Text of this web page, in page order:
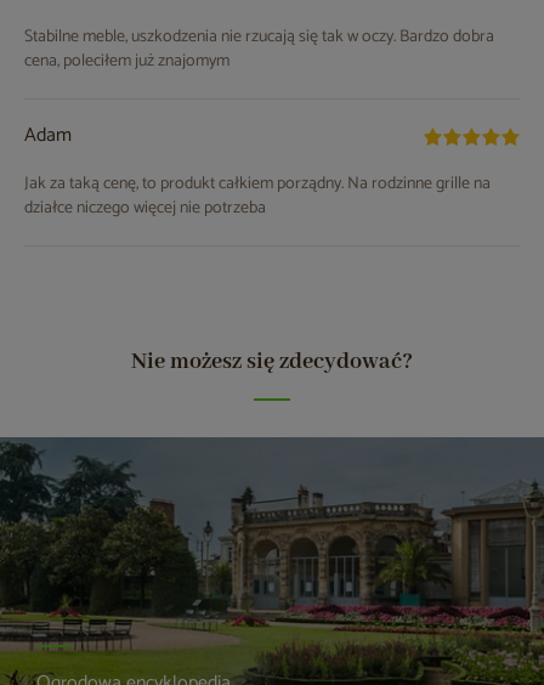
Stabilne meble, uszkodzenia nie rzucają się tak w oczy. Bardzo dobra
cena, poleciłem już znajomym
Adam
Jak za taką cenę, to produkt całkiem porządny. Na rodzinne grille na
działce niczego więcej nie potrzeba
Nie możesz się zdecydować?